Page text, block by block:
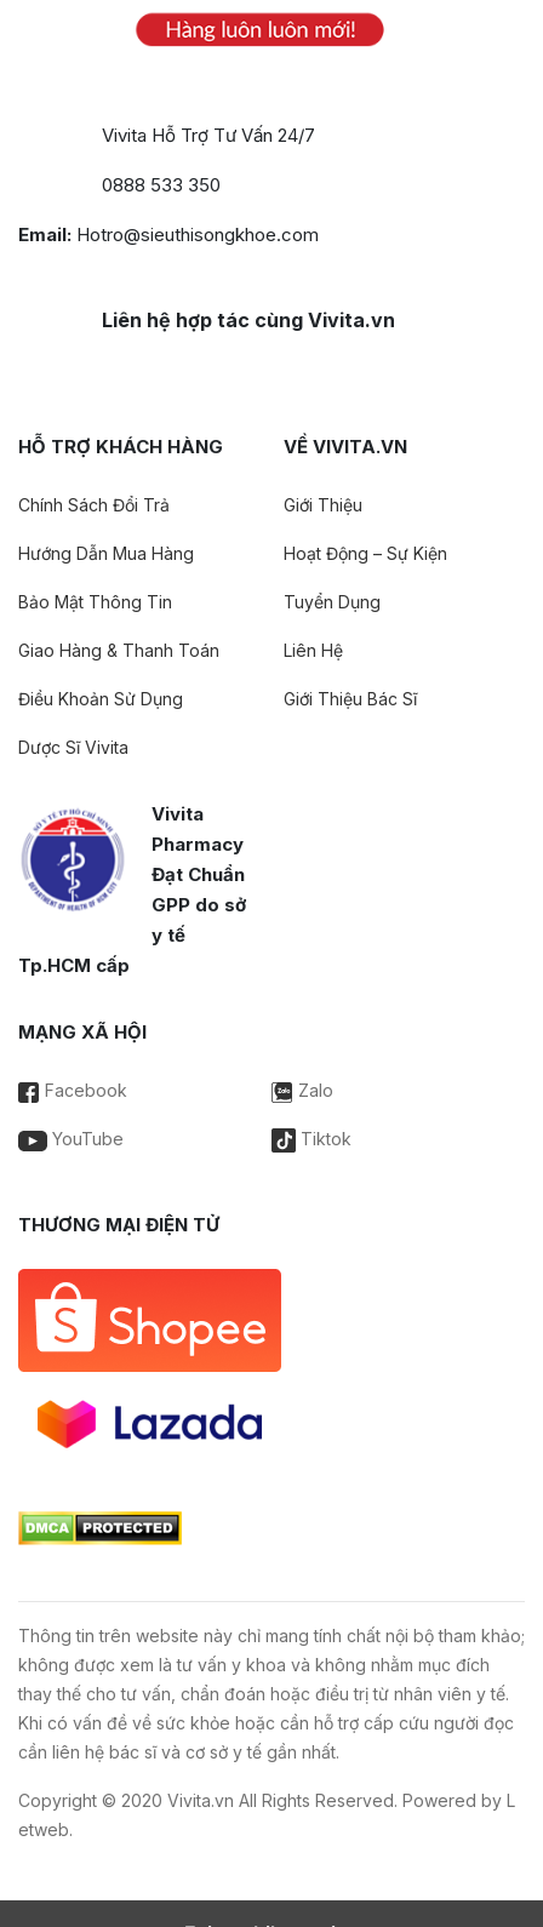
Vivita Hỗ Trợ Tư Vấn 24/7
0888 533 350
Email: Hotro@sieuthisongkhoe.com
Liên hệ hợp tác cùng Vivita.vn
HỖ TRỢ KHÁCH HÀNG
Chính Sách Đổi Trả
Hướng Dẫn Mua Hàng
Bảo Mật Thông Tin
Giao Hàng & Thanh Toán
Điều Khoản Sử Dụng
Dược Sĩ Vivita
Vivita
Pharmacy
Đạt Chuẩn
GPP do sở
y tế
Tp.HCM cấp
VỀ VIVITA.VN
Giới Thiệu
Hoạt Động – Sự Kiện
Tuyển Dụng
Liên Hệ
Giới Thiệu Bác Sĩ
MẠNG XÃ HỘI
Facebook Zalo
YouTube Tiktok
THƯƠNG MẠI ĐIỆN TỬ
Thông tin trên website này chỉ mang tính chất nội bộ tham khảo;
không được xem là tư vấn y khoa và không nhằm mục đích
thay thế cho tư vấn, chẩn đoán hoặc điều trị từ nhân viên y tế.
Khi có vấn đề về sức khỏe hoặc cần hỗ trợ cấp cứu người đọc
cần liên hệ bác sĩ và cơ sở y tế gần nhất.
Copyright © 2020 Vivita.vn All Rights Reserved. Powered by L
etweb.